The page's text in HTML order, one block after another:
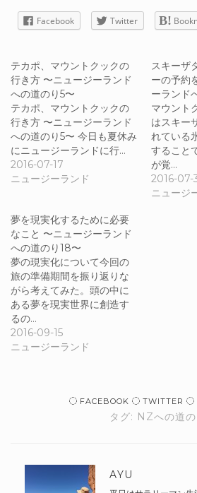
Facebook Twitter
テカポ、マウントクックの
行き方 〜ニュージーランド
への道のり5〜
テカポ、マウントクックの
行き方 〜ニュージーランド
への道のり5〜 今日も夏休み
にニュージーランドに行…
2016-07-17
ニュージーランド
スキーザ
ーの予約
ーランド
マウント
はスキー
れている
すること
が覚…
2016-07-
ニュージ
夢を現実化するために必要
なこと 〜ニュージーランド
への道のり18〜
夢の現実化について今回の
旅の準備期間を振り返りな
がら考えてみた。頭の中に
ある夢を現実世界に創造す
るの…
2016-09-15
ニュージーランド
FACEBOOK TWITTER
タグ: NZへの道の
AYU